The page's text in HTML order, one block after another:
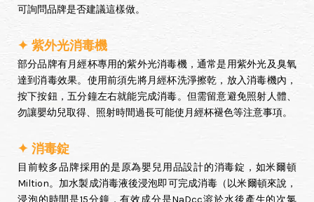
可詢問品牌是否建議這樣做。
✦ 紫外光消毒機
部分品牌有月經杯專用的紫外光消毒機，通常是用紫外光及臭氧
達到消毒效果。使用前須先將月經杯洗淨擦乾，放入消毒機內，
按下按鈕，五分鐘左右就能完成消毒。但需留意避免照射人體、
勿讓嬰幼兒取得、照射時間過長可能使月經杯褪色等注意事項。
✦ 消毒錠
目前較多品牌採用的是原為嬰兒用品設計的消毒錠，如米爾頓
Miltion。加水製成消毒液後浸泡即可完成消毒（以米爾頓來說，
浸泡的時間是15分鐘，有效成分是NaDcc溶於水後產生的次氯